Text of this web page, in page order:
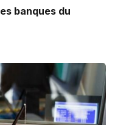
banques du